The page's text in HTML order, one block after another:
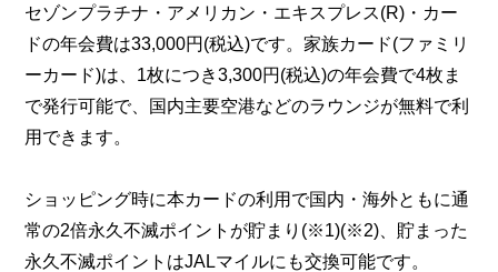
セゾンプラチナ・アメリカン・エキスプレス(R)・カー
ドの年会費は33,000円(税込)です。家族カード(ファミリ
ーカード)は、1枚につき3,300円(税込)の年会費で4枚ま
で発行可能で、国内主要空港などのラウンジが無料で利
用できます。
ショッピング時に本カードの利用で国内・海外ともに通
常の2倍永久不滅ポイントが貯まり(※1)(※2)、貯まった
永久不滅ポイントはJALマイルにも交換可能です。